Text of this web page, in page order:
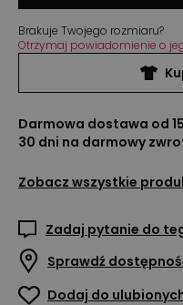
Brakuje Twojego rozmiaru?
Otrzymaj powiadomienie o
Darmowa dostawa od
30 dni na darmowy
Zobacz wszystkie
Zadaj pytanie do
Sprawdź
Dodaj do